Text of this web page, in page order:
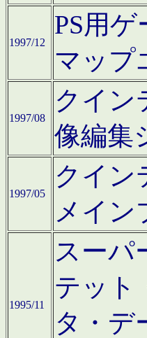
1997/12
PS用
マップ
1997/08
クイン
像編集
1997/05
クイン
メイン
1995/11
スーパ
テット
タ・デ